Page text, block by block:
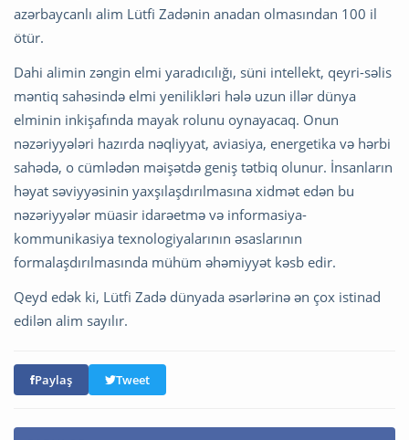
azərbaycanlı alim Lütfi Zadənin anadan olmasından 100 il
ötür.
Dahi alimin zəngin elmi yaradıcılığı, süni intellekt, qeyri-səlis
məntiq sahəsində elmi yenilikləri hələ uzun illər dünya
elminin inkişafında mayak rolunu oynayacaq. Onun
nəzəriyyələri hazırda nəqliyyat, aviasiya, energetika və hərbi
sahədə, o cümlədən məişətdə geniş tətbiq olunur. İnsanların
həyat səviyyəsinin yaxşılaşdırılmasına xidmət edən bu
nəzəriyyələr müasir idarəetmə və informasiya-
kommunikasiya texnologiyalarının əsaslarının
formalaşdırılmasında mühüm əhəmiyyət kəsb edir.
Qeyd edək ki, Lütfi Zadə dünyada əsərlərinə ən çox istinad
edilən alim sayılır.
Paylaş Tweet